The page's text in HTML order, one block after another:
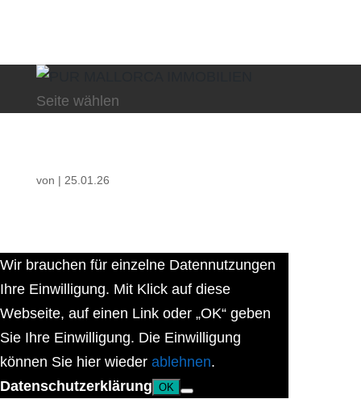
Seite wählen
von | 25.01.26
Wir brauchen für einzelne Datennutzungen
Ihre Einwilligung. Mit Klick auf diese
Webseite, auf einen Link oder „OK“ geben
Sie Ihre Einwilligung. Die Einwilligung
können Sie hier wieder ablehnen.
Datenschutzerklärung OK